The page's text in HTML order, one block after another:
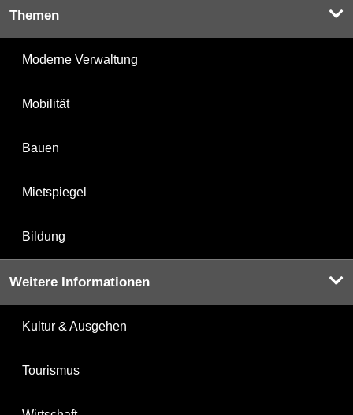
Themen
Moderne Verwaltung
Mobilität
Bauen
Mietspiegel
Bildung
Weitere Informationen
Kultur & Ausgehen
Tourismus